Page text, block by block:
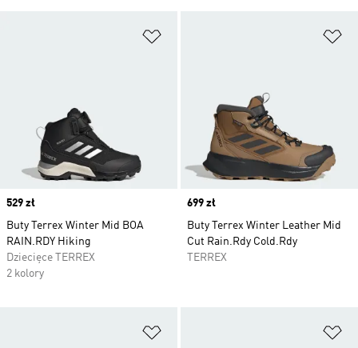
Price
529 zł
Buty Terrex Winter Mid BOA
RAIN.RDY Hiking
Dziecięce TERREX
2 kolory
Price
699 zł
Buty Terrex Winter Leather Mid
Cut Rain.Rdy Cold.Rdy
TERREX